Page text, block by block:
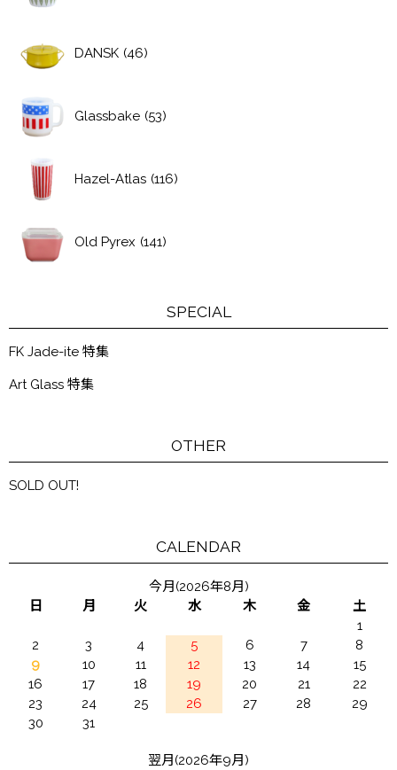
DANSK (46)
Glassbake (53)
Hazel-Atlas (116)
Old Pyrex (141)
SPECIAL
FK Jade-ite 特集
Art Glass 特集
OTHER
SOLD OUT!
CALENDAR
今月(2026年8月)
日
月 火 水 木 金
土
1
2
3 4 5 6 7
8
9
10 11 12 13 14
15
16
17 18 19 20 21
22
23
24 25 26 27 28
29
30
31
翌月(2026年9月)